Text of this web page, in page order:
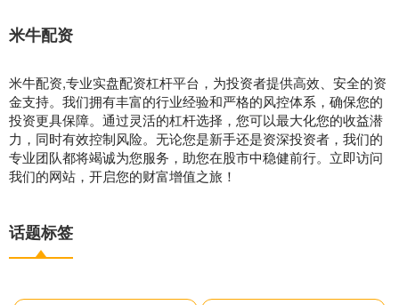
米牛配资
米牛配资,专业实盘配资杠杆平台，为投资者提供高效、安全的资
金支持。我们拥有丰富的行业经验和严格的风控体系，确保您的
投资更具保障。通过灵活的杠杆选择，您可以最大化您的收益潜
力，同时有效控制风险。无论您是新手还是资深投资者，我们的
专业团队都将竭诚为您服务，助您在股市中稳健前行。立即访问
我们的网站，开启您的财富增值之旅！
话题标签